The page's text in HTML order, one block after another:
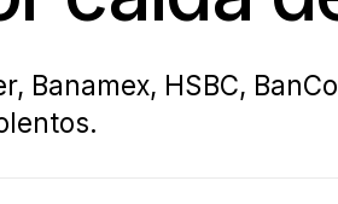
Banamex, HSBC,